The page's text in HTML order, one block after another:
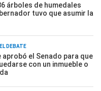
árboles de humedales
tuvo que asumir la
DEBATE
el Senado para que
con un inmueble o